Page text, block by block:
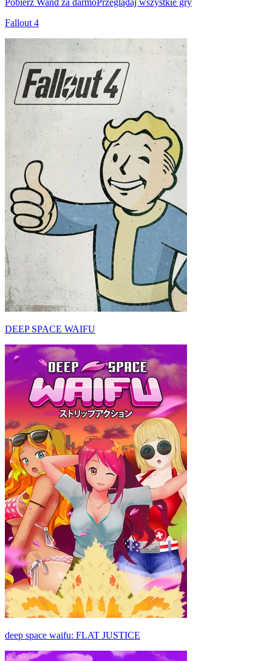
Fallout 4
DEEP SPACE WAIFU
deep space waifu: FLAT JUSTICE